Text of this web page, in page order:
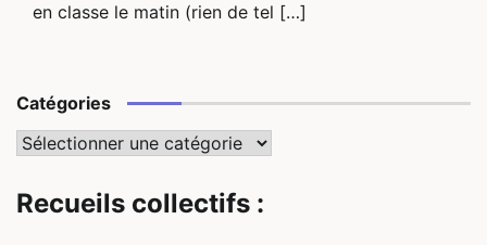
en classe le matin (rien de tel […]
Catégories
Catégories
Recueils collectifs :